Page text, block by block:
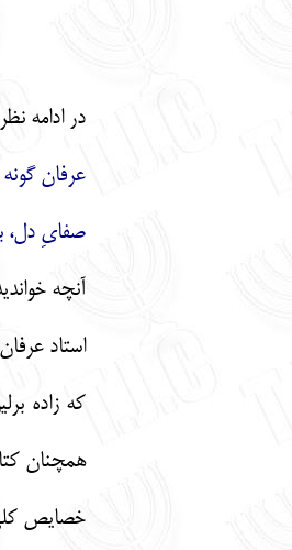
در ادامه
عرفان
صفایِ دل،
آنچه
که زاده
همچنان
خصایص کلی